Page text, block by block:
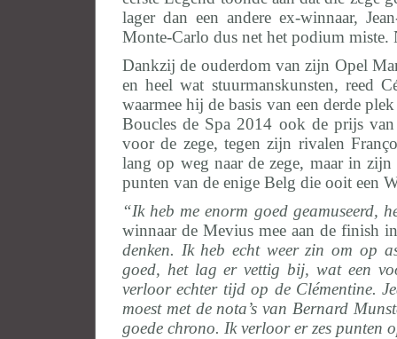
lager dan een andere ex-winnaar,
Monte-Carlo dus net het podium miste.
Dankzij de ouderdom van zijn Opel
en heel wat stuurmanskunsten, reed
waarmee hij de basis van een derde
Boucles de Spa 2014 ook de prijs
voor de zege, tegen zijn rivalen
lang op weg naar de zege, maar in
punten van de enige Belg die ooit een
“Ik heb me enorm goed geamuseerd,
winnaar de Mevius mee aan de finish
denken. Ik heb echt weer zin om op
goed, het lag er vettig bij, wat een
verloor echter tijd op de Clémentine.
moest met de nota’s van Bernard
goede chrono. Ik verloor er zes punten